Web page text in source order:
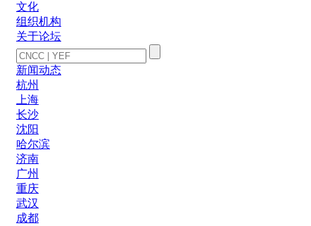
文化
组织机构
关于论坛
新闻动态
杭州
上海
长沙
沈阳
哈尔滨
济南
广州
重庆
武汉
成都